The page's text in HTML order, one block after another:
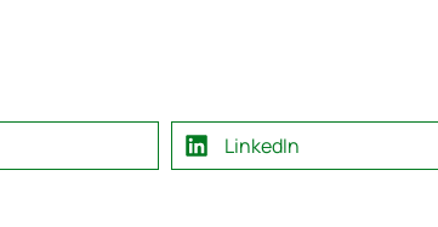
LinkedIn